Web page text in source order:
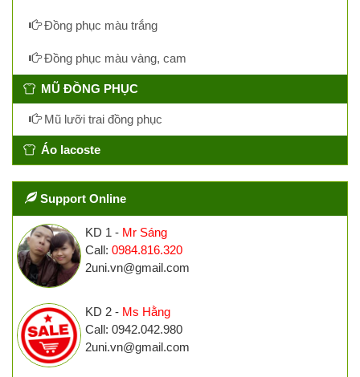
Đồng phục màu trắng
Đồng phục màu vàng, cam
MŨ ĐỒNG PHỤC
Mũ lưỡi trai đồng phục
Áo lacoste
Support Online
KD 1 - Mr Sáng
Call: 0984.816.320
2uni.vn@gmail.com
KD 2 - Ms Hằng
Call: 0942.042.980
2uni.vn@gmail.com